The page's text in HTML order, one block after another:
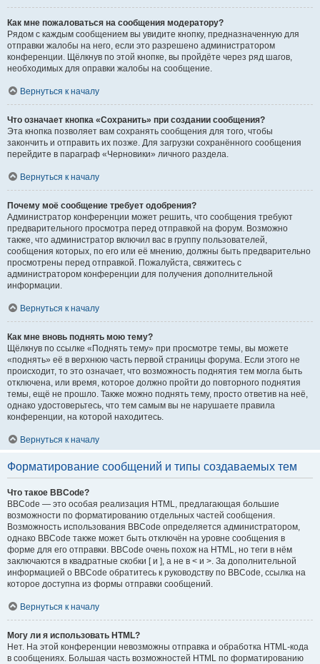
Как мне пожаловаться на сообщения модератору?
Рядом с каждым сообщением вы увидите кнопку, предназначенную для
отправки жалобы на него, если это разрешено администратором
конференции. Щёлкнув по этой кнопке, вы пройдёте через ряд шагов,
необходимых для оправки жалобы на сообщение.
Вернуться к началу
Что означает кнопка «Сохранить» при создании сообщения?
Эта кнопка позволяет вам сохранять сообщения для того, чтобы
закончить и отправить их позже. Для загрузки сохранённого сообщения
перейдите в параграф «Черновики» личного раздела.
Вернуться к началу
Почему моё сообщение требует одобрения?
Администратор конференции может решить, что сообщения требуют
предварительного просмотра перед отправкой на форум. Возможно
также, что администратор включил вас в группу пользователей,
сообщения которых, по его или её мнению, должны быть предварительно
просмотрены перед отправкой. Пожалуйста, свяжитесь с
администратором конференции для получения дополнительной
информации.
Вернуться к началу
Как мне вновь поднять мою тему?
Щёлкнув по ссылке «Поднять тему» при просмотре темы, вы можете
«поднять» её в верхнюю часть первой страницы форума. Если этого не
происходит, то это означает, что возможность поднятия тем могла быть
отключена, или время, которое должно пройти до повторного поднятия
темы, ещё не прошло. Также можно поднять тему, просто ответив на неё,
однако удостоверьтесь, что тем самым вы не нарушаете правила
конференции, на которой находитесь.
Вернуться к началу
Форматирование сообщений и типы создаваемых тем
Что такое BBCode?
BBCode — это особая реализация HTML, предлагающая большие
возможности по форматированию отдельных частей сообщения.
Возможность использования BBCode определяется администратором,
однако BBCode также может быть отключён на уровне сообщения в
форме для его отправки. BBCode очень похож на HTML, но теги в нём
заключаются в квадратные скобки [ и ], а не в < и >. За дополнительной
информацией о BBCode обратитесь к руководству по BBCode, ссылка на
которое доступна из формы отправки сообщений.
Вернуться к началу
Могу ли я использовать HTML?
Нет. На этой конференции невозможны отправка и обработка HTML-кода
в сообщениях. Большая часть возможностей HTML по форматированию